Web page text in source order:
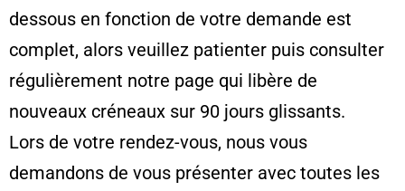
dessous en fonction de votre demande est
complet, alors veuillez patienter puis consulter
régulièrement notre page qui libère de
nouveaux créneaux sur 90 jours glissants.
Lors de votre rendez-vous, nous vous
demandons de vous présenter avec toutes les